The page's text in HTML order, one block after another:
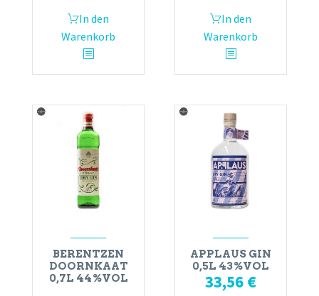
In den
Warenkorb
In den
Warenkorb
BERENTZEN
DOORNKAAT
0,7L 44%VOL
APPLAUS GIN
0,5L 43%VOL
33,56 €